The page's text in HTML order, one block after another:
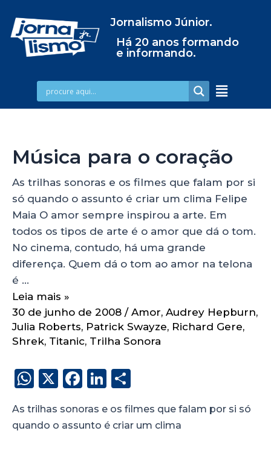
Jornalismo Júnior.
Há 20 anos formando
e informando.
Música para o coração
As trilhas sonoras e os filmes que falam por si
só quando o assunto é criar um clima Felipe
Maia O amor sempre inspirou a arte. Em
todos os tipos de arte é o amor que dá o tom.
No cinema, contudo, há uma grande
diferença. Quem dá o tom ao amor na telona
é …
Leia mais »
30 de junho de 2008 / Amor, Audrey Hepburn,
Julia Roberts, Patrick Swayze, Richard Gere,
Shrek, Titanic, Trilha Sonora
W
a
ts
X
F
c
e
Li
k
e
a
re
As trilhas sonoras e os filmes que falam por si só
quando o assunto é criar um clima